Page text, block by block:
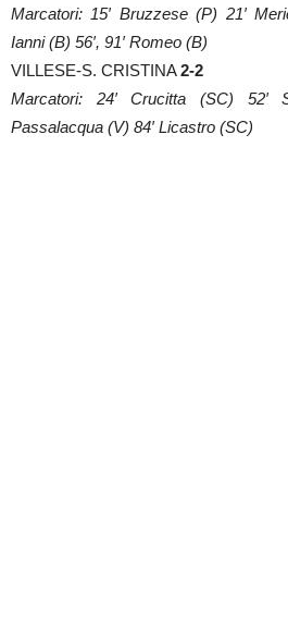
Marcatori: 15′ Bruzzese (P) 21′
Ianni (B) 56′, 91′ Romeo (B)
VILLESE-S. CRISTINA2-2
Marcatori: 24′ Crucitta (SC) 52′
Passalacqua (V) 84′ Licastro (SC)